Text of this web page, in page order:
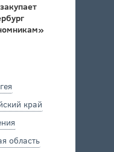
край
область